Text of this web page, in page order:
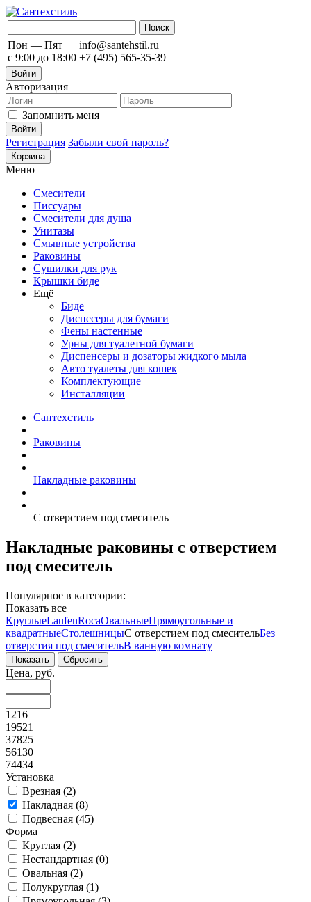
Пон — Пят
с 9:00 до 18:00
info@santehstil.ru
+7 (495) 565-35-39
Войти
Авторизация
Запомнить меня
Регистрация Забыли свой пароль?
Корзина
Меню
Смесители
Писсуары
Смесители для душа
Унитазы
Смывные устройства
Раковины
Сушилки для рук
Крышки биде
Ещё
Биде
Диспесеры для бумаги
Фены настенные
Урны для туалетной бумаги
Диспенсеры и дозаторы жидкого мыла
Авто туалеты для кошек
Комплектующие
Инсталляции
Сантехстиль
Раковины
Накладные раковины
С отверстием под смеситель
Накладные раковины с отверстием
под смеситель
Популярное в категории:
Показать все
КруглыеLaufenRocaОвальныеПрямоугольные и
квадратныеСтолешницыС отверстием под смесительБез
отверстия под смесительВ ванную комнату
Цена, руб.
1216
19521
37825
56130
74434
Установка
Врезная (2)
Накладная (8)
Подвесная (45)
Форма
Круглая (2)
Нестандартная (0)
Овальная (2)
Полукруглая (1)